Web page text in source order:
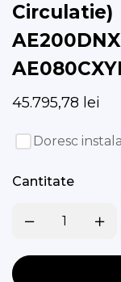
Circulatie)
45.795,78 lei
Doresc
Cantitate